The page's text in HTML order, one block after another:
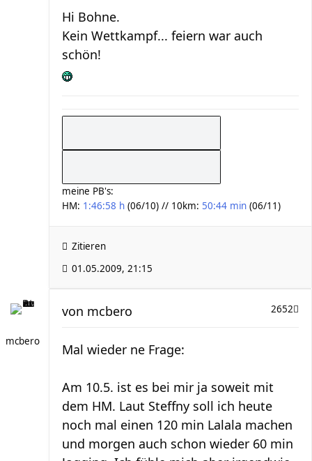
Hi Bohne.
Kein Wettkampf... feiern war auch
schön!
meine PB's:
HM: 1:46:58 h (06/10) // 10km: 50:44 min (06/11)
Zitieren
01.05.2009, 21:15
mcbero
2652
von mcbero
Mal wieder ne Frage:
Am 10.5. ist es bei mir ja soweit mit
dem HM. Laut Steffny soll ich heute
noch mal einen 120 min Lalala machen
und morgen auch schon wieder 60 min